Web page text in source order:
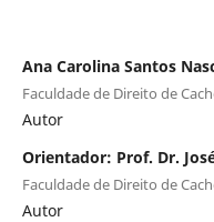
Ana Carolina Santos
Faculdade de Direito de
Autor
Orientador: Prof. Dr.
Faculdade de Direito de
Autor